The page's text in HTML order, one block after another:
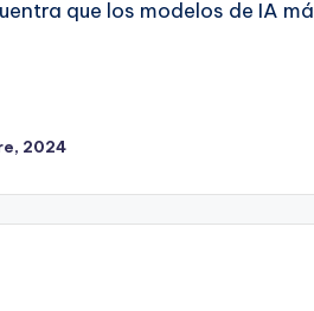
que los modelos de IA
2024